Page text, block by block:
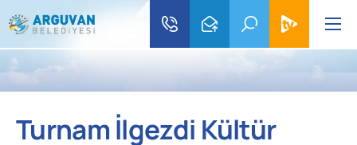
Turnam İlgezdi Kültür